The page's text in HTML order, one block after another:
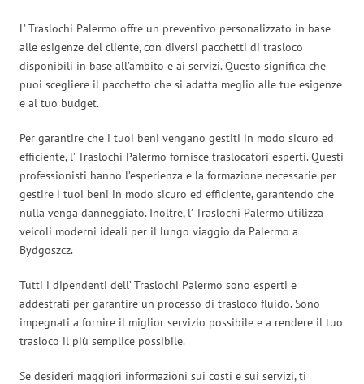
L’ Traslochi Palermo offre un preventivo personalizzato in base
alle esigenze del cliente, con diversi pacchetti di trasloco
disponibili in base all’ambito e ai servizi. Questo significa che
puoi scegliere il pacchetto che si adatta meglio alle tue esigenze
e al tuo budget.
Per garantire che i tuoi beni vengano gestiti in modo sicuro ed
efficiente, l’ Traslochi Palermo fornisce traslocatori esperti. Questi
professionisti hanno l’esperienza e la formazione necessarie per
gestire i tuoi beni in modo sicuro ed efficiente, garantendo che
nulla venga danneggiato. Inoltre, l’ Traslochi Palermo utilizza
veicoli moderni ideali per il lungo viaggio da Palermo a
Bydgoszcz.
Tutti i dipendenti dell’ Traslochi Palermo sono esperti e
addestrati per garantire un processo di trasloco fluido. Sono
impegnati a fornire il miglior servizio possibile e a rendere il tuo
trasloco il più semplice possibile.
Se desideri maggiori informazioni sui costi e sui servizi, ti